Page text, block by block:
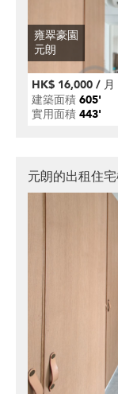
雍翠豪園
元朗
HK$ 16,000 / 月
建築面積 605'
實用面積 443'
元朗的出租住